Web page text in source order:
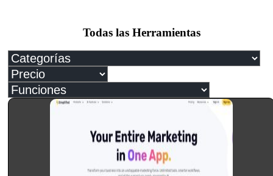
Todas las Herramientas